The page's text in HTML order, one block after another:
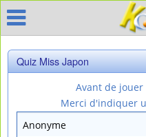
Quiz Miss Japon
Avant de jouer
Merci d'indiquer